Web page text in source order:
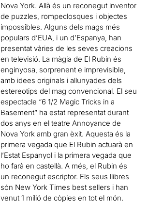
Nova York. Allà és un reconegut inventor
de puzzles, rompeclosques i objectes
impossibles. Alguns dels mags més
populars d’EUA, i un d’Espanya, han
presentat vàries de les seves creacions
en televisió. La màgia de El Rubin és
enginyosa, sorprenent e imprevisible,
amb idees originals i allunyades dels
estereotips del mag convencional. El seu
espectacle “6 1/2 Magic Tricks in a
Basement” ha estat representat durant
dos anys en el teatre Annoyance de
Nova York amb gran èxit. Aquesta és la
primera vegada que El Rubin actuarà en
l’Estat Espanyol i la primera vegada que
ho farà en castellà. A més, el Rubin és
un reconegut escriptor. Els seus llibres
són New York Times best sellers i han
venut 1 milió de còpies en tot el món.